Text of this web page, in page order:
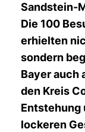
Sandstein-
Die 100
erhielten
sondern
Bayer auch
den Kreis
Entstehung
lockeren